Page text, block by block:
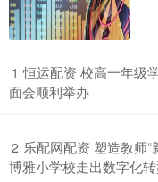
1 恒运配资 校高一年级
面会顺利举办
2 乐配网配资 塑造教师
博雅小学校走出数字化